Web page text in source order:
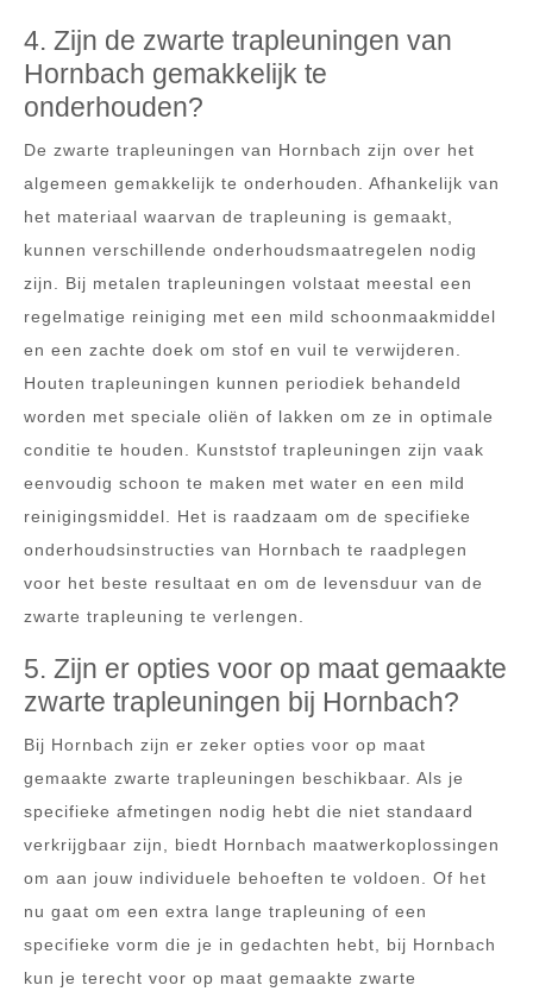
4. Zijn de zwarte trapleuningen van
Hornbach gemakkelijk te
onderhouden?
De zwarte trapleuningen van Hornbach zijn over het
algemeen gemakkelijk te onderhouden. Afhankelijk van
het materiaal waarvan de trapleuning is gemaakt,
kunnen verschillende onderhoudsmaatregelen nodig
zijn. Bij metalen trapleuningen volstaat meestal een
regelmatige reiniging met een mild schoonmaakmiddel
en een zachte doek om stof en vuil te verwijderen.
Houten trapleuningen kunnen periodiek behandeld
worden met speciale oliën of lakken om ze in optimale
conditie te houden. Kunststof trapleuningen zijn vaak
eenvoudig schoon te maken met water en een mild
reinigingsmiddel. Het is raadzaam om de specifieke
onderhoudsinstructies van Hornbach te raadplegen
voor het beste resultaat en om de levensduur van de
zwarte trapleuning te verlengen.
5. Zijn er opties voor op maat gemaakte
zwarte trapleuningen bij Hornbach?
Bij Hornbach zijn er zeker opties voor op maat
gemaakte zwarte trapleuningen beschikbaar. Als je
specifieke afmetingen nodig hebt die niet standaard
verkrijgbaar zijn, biedt Hornbach maatwerkoplossingen
om aan jouw individuele behoeften te voldoen. Of het
nu gaat om een extra lange trapleuning of een
specifieke vorm die je in gedachten hebt, bij Hornbach
kun je terecht voor op maat gemaakte zwarte